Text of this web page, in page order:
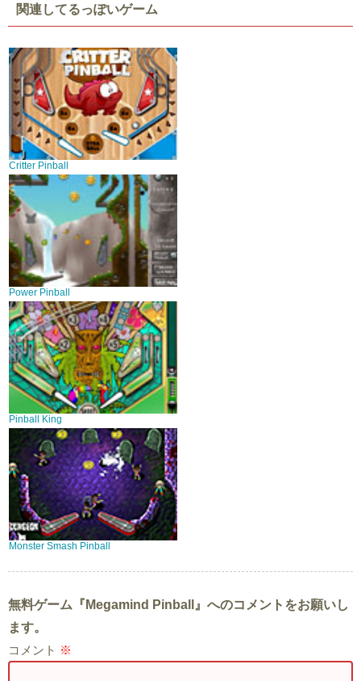
関連してるっぽいゲーム
Critter Pinball
Power Pinball
Pinball King
Monster Smash Pinball
無料ゲーム『Megamind Pinball』へのコメントをお願いし
ます。
コメント ※